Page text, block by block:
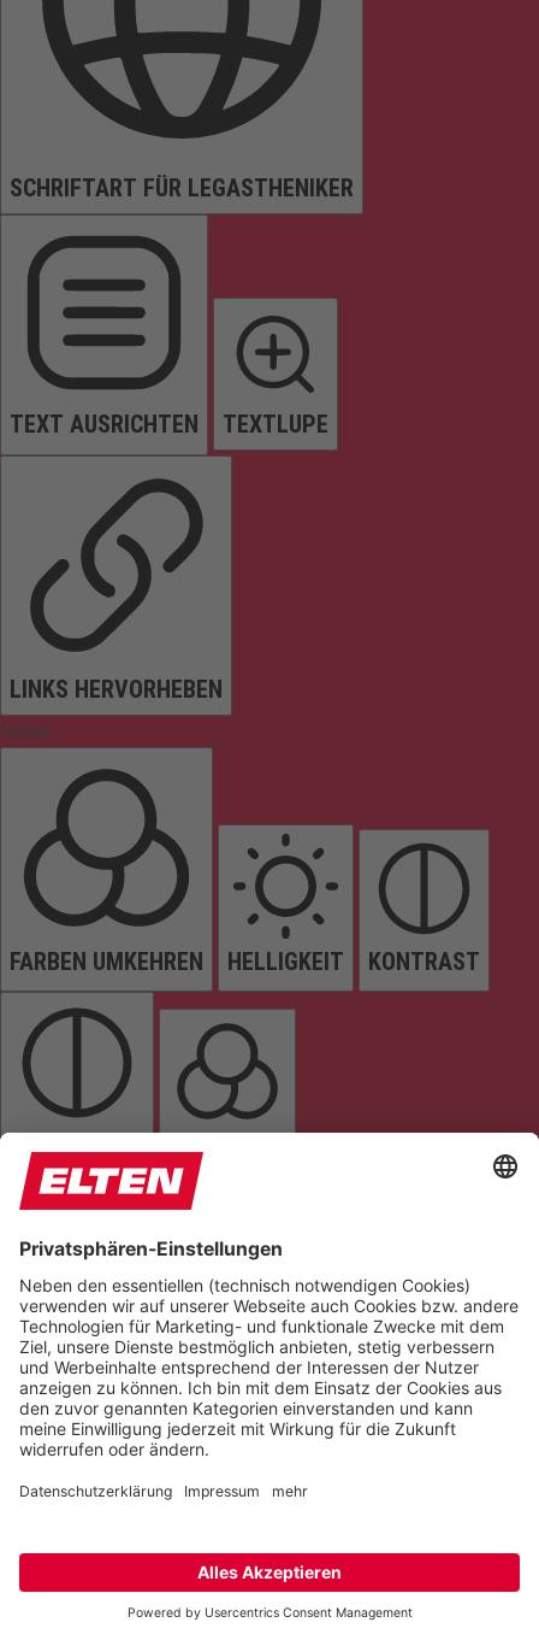
SCHRIFTART FÜR LEGASTHENIKER
TEXT AUSRICHTEN TEXTLUPE
LINKS HERVORHEBEN
Farben
FARBEN UMKEHREN HELLIGKEIT KONTRAST
GRAUSTUFEN SÄTTIGUNG
Orientierung
LESELINIE TASTATURNAVIGATION